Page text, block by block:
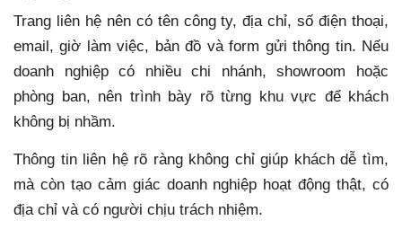
Trang liên hệ nên có tên công ty, địa chỉ, số điện thoại,
email, giờ làm việc, bản đồ và form gửi thông tin. Nếu
doanh nghiệp có nhiều chi nhánh, showroom hoặc
phòng ban, nên trình bày rõ từng khu vực để khách
không bị nhầm.
Thông tin liên hệ rõ ràng không chỉ giúp khách dễ tìm,
mà còn tạo cảm giác doanh nghiệp hoạt động thật, có
địa chỉ và có người chịu trách nhiệm.